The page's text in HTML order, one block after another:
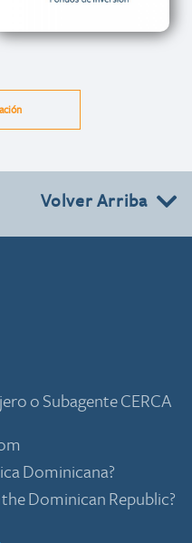
Volver Arriba
o Subagente CERCA
Dominicana?
Dominican Republic?